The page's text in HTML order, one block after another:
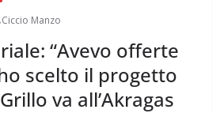
Ciccio Manzo
“Avevo offerte
scelto il progetto
va all’Akragas